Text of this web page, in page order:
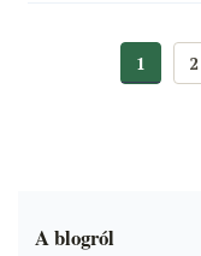
1 2
A blogról